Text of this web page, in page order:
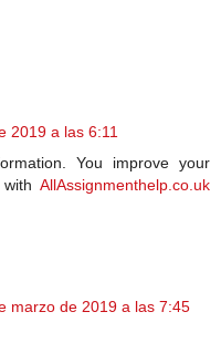
2019 a las 6:11
You improve your
AllAssignmenthelp.co.uk
marzo de 2019 a las 7:45